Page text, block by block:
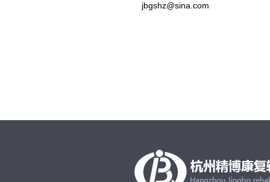
jbgshz@sina.com